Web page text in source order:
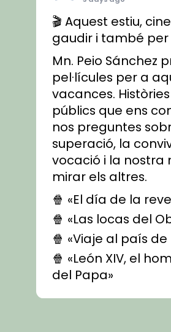
🎬 Aquest estiu,
gaudir i també per
Mn. Peio Sánchez
pel·lícules per a
vacances.
públics que ens
nos preguntes
superació, la
vocació i la nostra
mirar els altres.
🍿 «El día de la
🍿 «Las locas del
🍿 «Viaje al país
🍿 «León XIV, el
del Papa»
🍿 «Las ovejas